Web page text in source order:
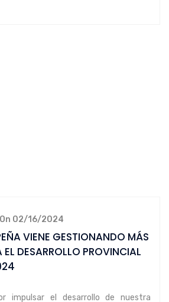
02/16/2024
VIENE GESTIONANDO MÁS
EL DESARROLLO PROVINCIAL
impulsar el desarrollo de nuestra